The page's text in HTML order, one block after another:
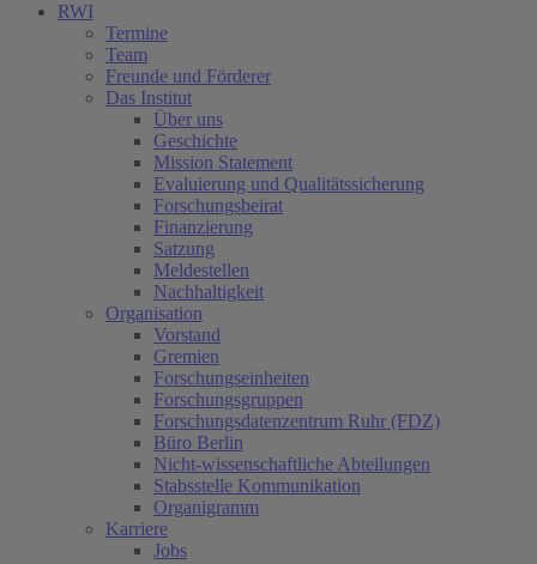
RWI
Termine
Team
Freunde und Förderer
Das Institut
Über uns
Geschichte
Mission Statement
Evaluierung und Qualitätssicherung
Forschungsbeirat
Finanzierung
Satzung
Meldestellen
Nachhaltigkeit
Organisation
Vorstand
Gremien
Forschungseinheiten
Forschungsgruppen
Forschungsdatenzentrum Ruhr (FDZ)
Büro Berlin
Nicht-wissenschaftliche Abteilungen
Stabsstelle Kommunikation
Organigramm
Karriere
Jobs